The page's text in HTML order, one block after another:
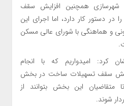
شهرسازی همچنین افزایش سقف
دستور کار دارد، اما اجرای این
و هماهنگی با شورای عالی مسکن
کرد: امیدواریم که با انجام
سقف تسهیلات ساخت در بخش
متقاضیان این بخش بتوانند از
شوند.